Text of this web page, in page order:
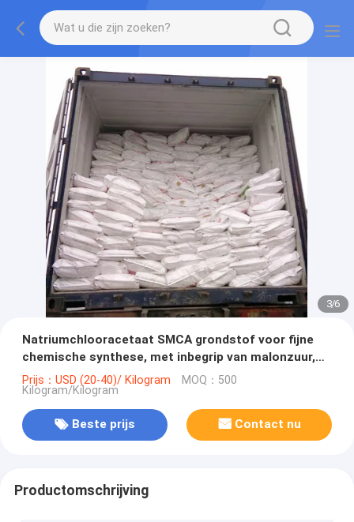
3/6
Natriumchlooracetaat SMCA grondstof voor fijne
chemische synthese, met inbegrip van malonzuur,
thioglycolzuur
Prijs：USD (20-40)/ Kilogram MOQ：500
Kilogram/Kilogram
Beste prijs Contact nu
Productomschrijving